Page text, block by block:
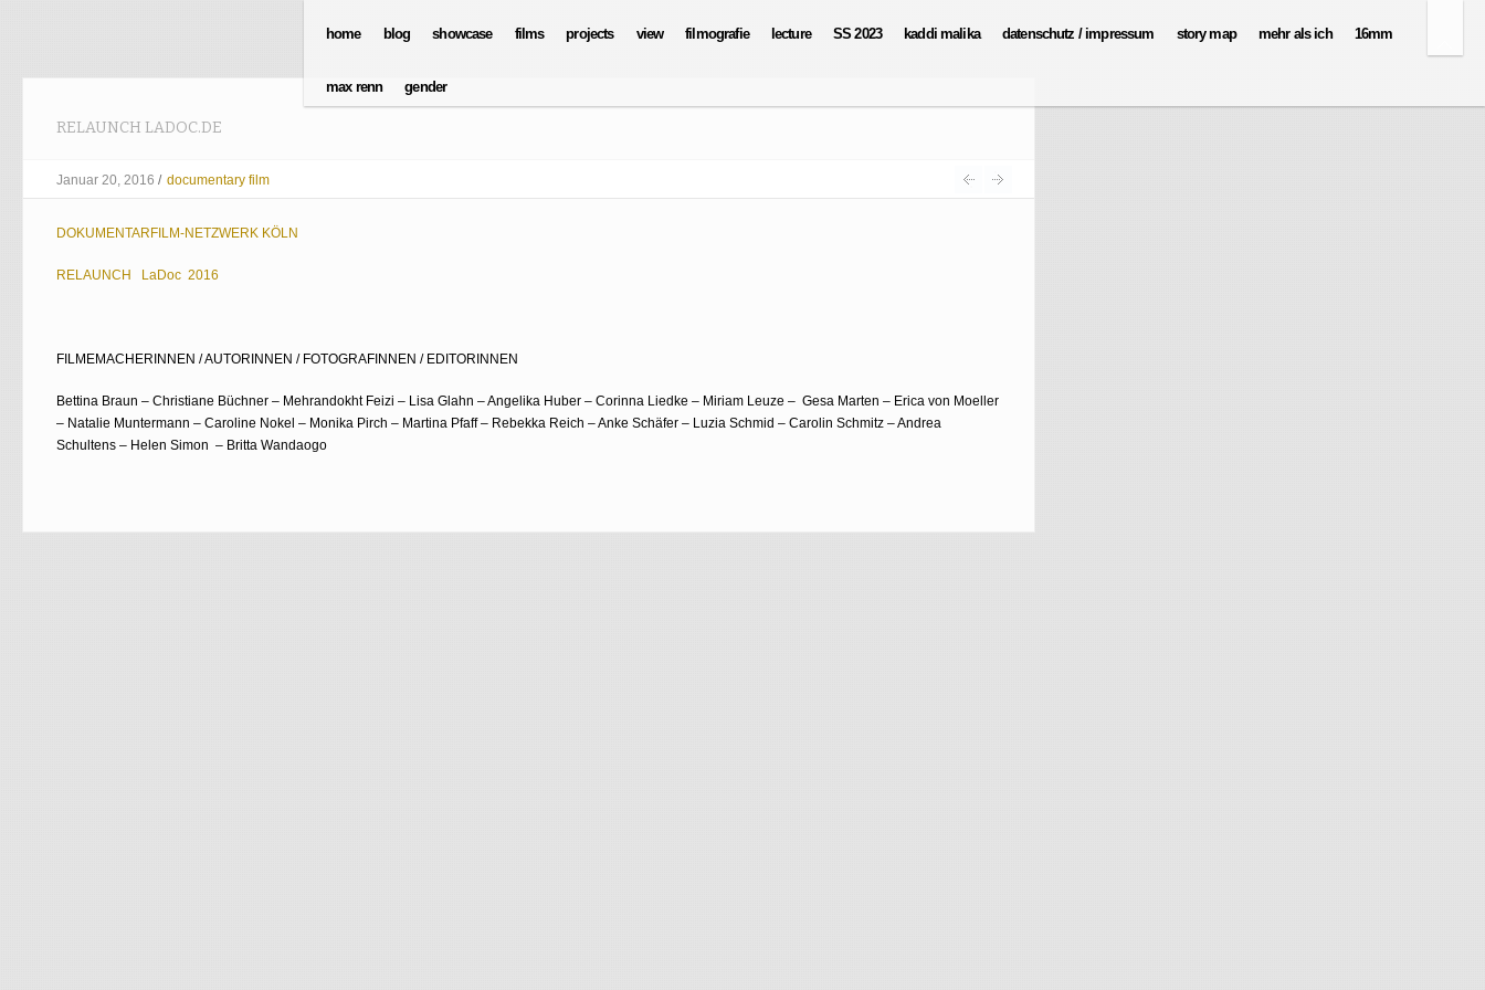
home blog showcase films projects view filmografie lecture SS 2023 kaddi malika datenschutz / impressum story map mehr als ich 16mm
max renn gender
RELAUNCH LADOC.DE
Januar 20, 2016 / documentary film
DOKUMENTARFILM-NETZWERK KÖLN
RELAUNCH LaDoc 2016
FILMEMACHERINNEN / AUTORINNEN / FOTOGRAFINNEN / EDITORINNEN
Bettina Braun – Christiane Büchner – Mehrandokht Feizi – Lisa Glahn – Angelika Huber – Corinna Liedke – Miriam Leuze – Gesa Marten – Erica von Moeller
– Natalie Muntermann – Caroline Nokel – Monika Pirch – Martina Pfaff – Rebekka Reich – Anke Schäfer – Luzia Schmid – Carolin Schmitz – Andrea
Schultens – Helen Simon – Britta Wandaogo